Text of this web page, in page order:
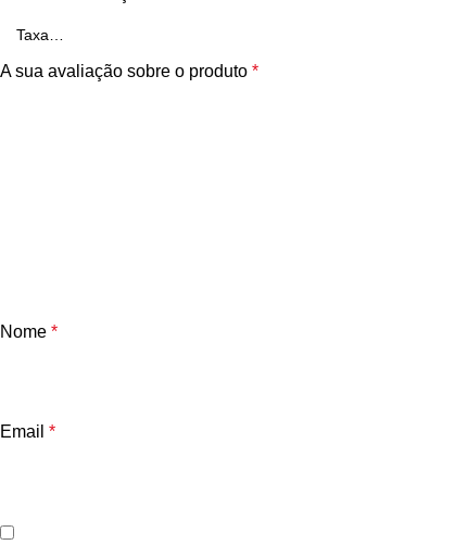
A sua avaliação sobre o produto *
Nome *
Email *